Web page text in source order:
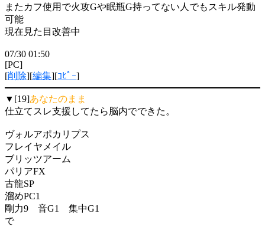
またカフ使用で火攻Gや眠瓶G持ってない人でもスキル発動
可能
現在見た目改善中
07/30 01:50
[PC]
[削除][編集][ｺﾋﾟｰ]
▼[19]あなたのまま
仕立てスレ支援してたら脳内でできた。
ヴォルアポカリプス
フレイヤメイル
ブリッツアーム
パリアFX
古龍SP
溜めPC1
剛力9 音G1 集中G1
で